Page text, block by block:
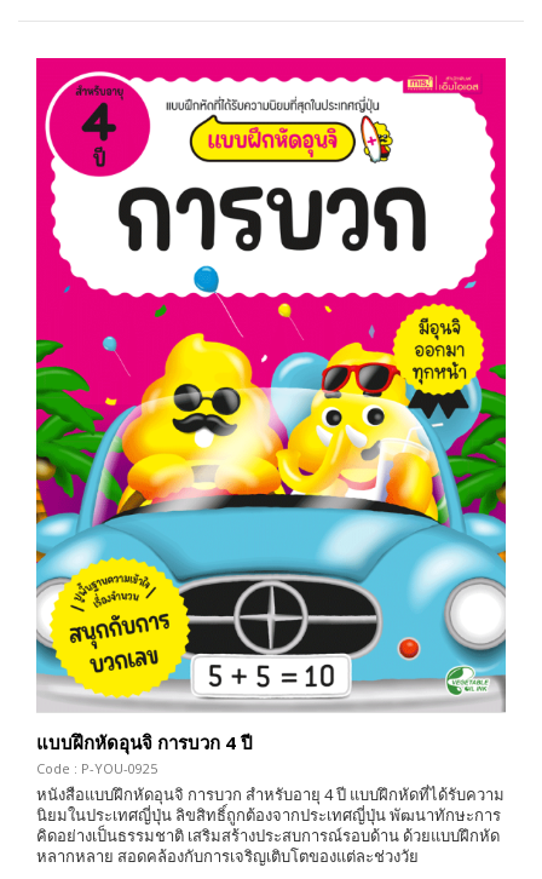
แบบฝึกหัดอุนจิ การบวก 4 ปี
Code : P-YOU-0925
หนังสือแบบฝึกหัดอุนจิ การบวก สำหรับอายุ 4 ปี แบบฝึกหัดที่ได้รับความ
นิยมในประเทศญี่ปุ่น ลิขสิทธิ์ถูกต้องจากประเทศญี่ปุ่น พัฒนาทักษะการ
คิดอย่างเป็นธรรมชาติ เสริมสร้างประสบการณ์รอบด้าน ด้วยแบบฝึกหัด
หลากหลาย สอดคล้องกับการเจริญเติบโตของแต่ละช่วงวัย